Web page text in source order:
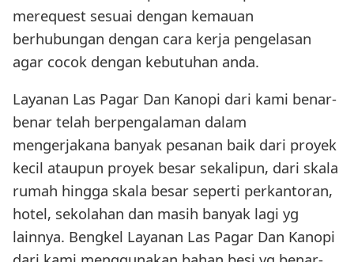
merequest sesuai dengan kemauan
berhubungan dengan cara kerja pengelasan
agar cocok dengan kebutuhan anda.
Layanan Las Pagar Dan Kanopi dari kami benar-
benar telah berpengalaman dalam
mengerjakana banyak pesanan baik dari proyek
kecil ataupun proyek besar sekalipun, dari skala
rumah hingga skala besar seperti perkantoran,
hotel, sekolahan dan masih banyak lagi yg
lainnya. Bengkel Layanan Las Pagar Dan Kanopi